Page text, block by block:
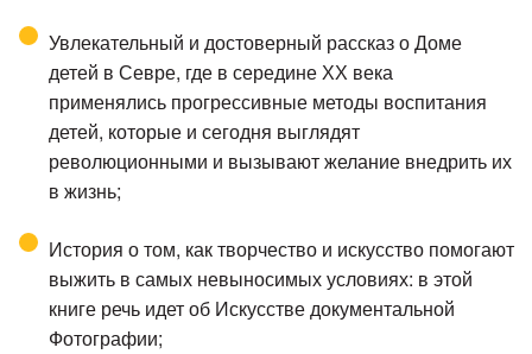
Увлекательный и достоверный рассказ о Доме
детей в Севре, где в середине ХХ века
применялись прогрессивные методы воспитания
детей, которые и сегодня выглядят
революционными и вызывают желание внедрить их
в жизнь;
История о том, как творчество и искусство помогают
выжить в самых невыносимых условиях: в этой
книге речь идет об Искусстве документальной
Фотографии;